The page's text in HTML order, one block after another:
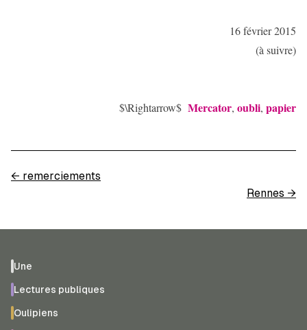
16 février 2015
(à suivre)
$\Rightarrow$ Mercator, oubli, papier
← remerciements
Rennes →
Une
Lectures publiques
Oulipiens